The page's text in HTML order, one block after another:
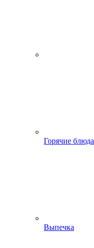
Горячие блюда
Выпечка